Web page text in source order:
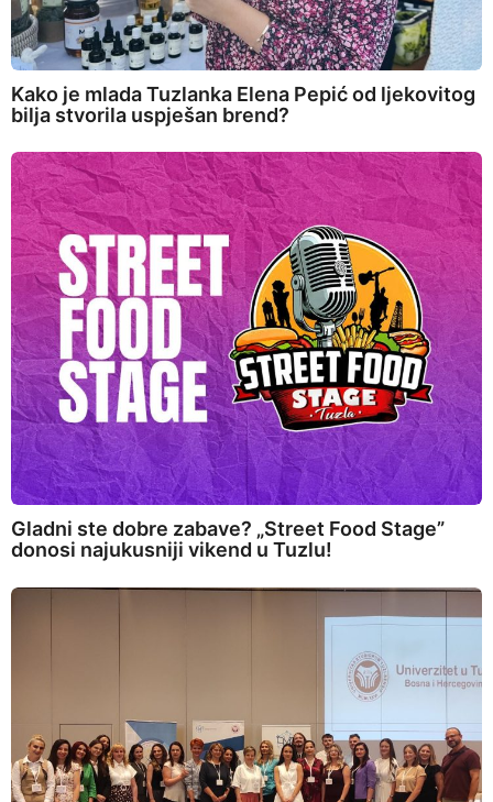
Kako je mlada Tuzlanka Elena Pepić od ljekovitog
bilja stvorila uspješan brend?
Gladni ste dobre zabave? „Street Food Stage”
donosi najukusniji vikend u Tuzlu!